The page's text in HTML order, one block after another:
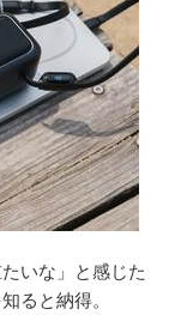
いな」と感じた
ると納得。